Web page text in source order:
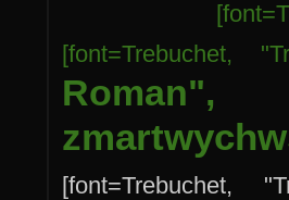
[font=Trebuchet,
[font=Trebuchet,